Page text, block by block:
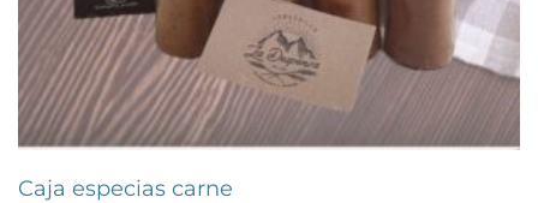
Caja especias carne